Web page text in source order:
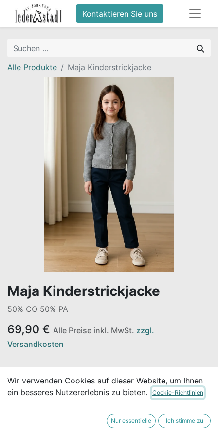
Kontaktieren Sie uns
Alle Produkte Maja Kinderstrickjacke
Maja Kinderstrickjacke
50% CO 50% PA
69,90 € Alle Preise inkl. MwSt. zzgl.
Versandkosten
Nicht vorrätig
Erhalten Sie eine Benachrichtigung, wenn wieder
Für später speichern
Wir verwenden Cookies auf dieser Website, um Ihnen
ein besseres Nutzererlebnis zu bieten.
Cookie-Richtlinien
Nur essentielle Ich stimme zu